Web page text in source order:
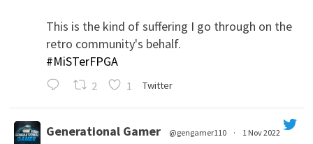
This is the kind of suffering I go through on the
retro community's behalf.
#MiSTerFPGA
2 1 Twitter
Generational Gamer @gengamer110 · 1 Nov 2022